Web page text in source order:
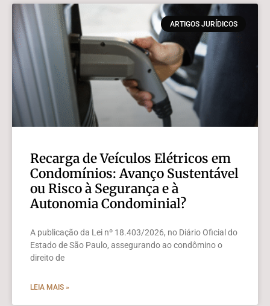
ARTIGOS JURÍDICOS
Recarga de Veículos Elétricos em
Condomínios: Avanço Sustentável
ou Risco à Segurança e à
Autonomia Condominial?
A publicação da Lei nº 18.403/2026, no Diário Oficial do
Estado de São Paulo, assegurando ao condômino o
direito de
LEIA MAIS »